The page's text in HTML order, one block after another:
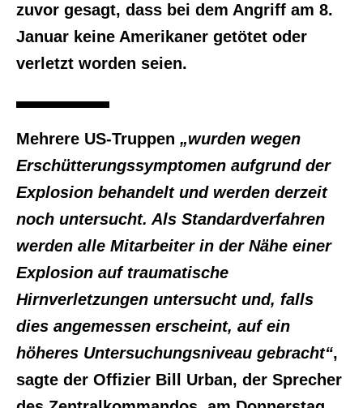
zuvor gesagt, dass bei dem Angriff am 8.
Januar keine Amerikaner getötet oder
verletzt worden seien.
Mehrere US-Truppen „wurden wegen
Erschütterungssymptomen aufgrund der
Explosion behandelt und werden derzeit
noch untersucht. Als Standardverfahren
werden alle Mitarbeiter in der Nähe einer
Explosion auf traumatische
Hirnverletzungen untersucht und, falls
dies angemessen erscheint, auf ein
höheres Untersuchungsniveau gebracht“,
sagte der Offizier Bill Urban, der Sprecher